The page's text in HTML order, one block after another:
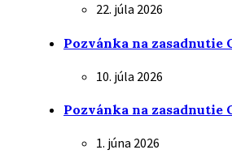
22. júla 2026
Pozvánka na zasadnutie
10. júla 2026
Pozvánka na zasadnutie
1. júna 2026